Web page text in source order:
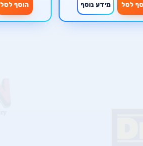
לסל מידע נוסף הוסף לסל